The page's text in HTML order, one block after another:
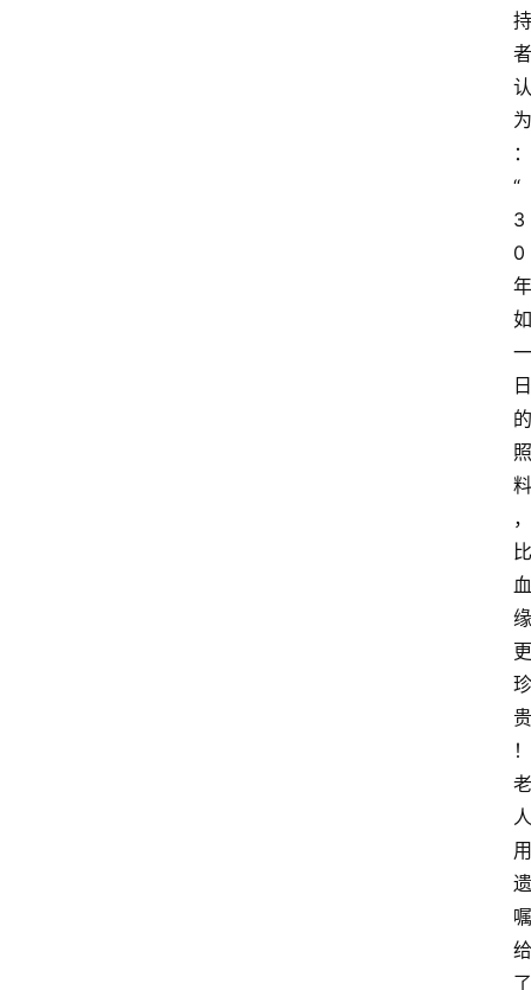
持
者
认
为
：
“
3
0
年
如
一
日
的
照
料
，
比
血
缘
更
珍
贵
！
老
人
用
遗
嘱
给
了